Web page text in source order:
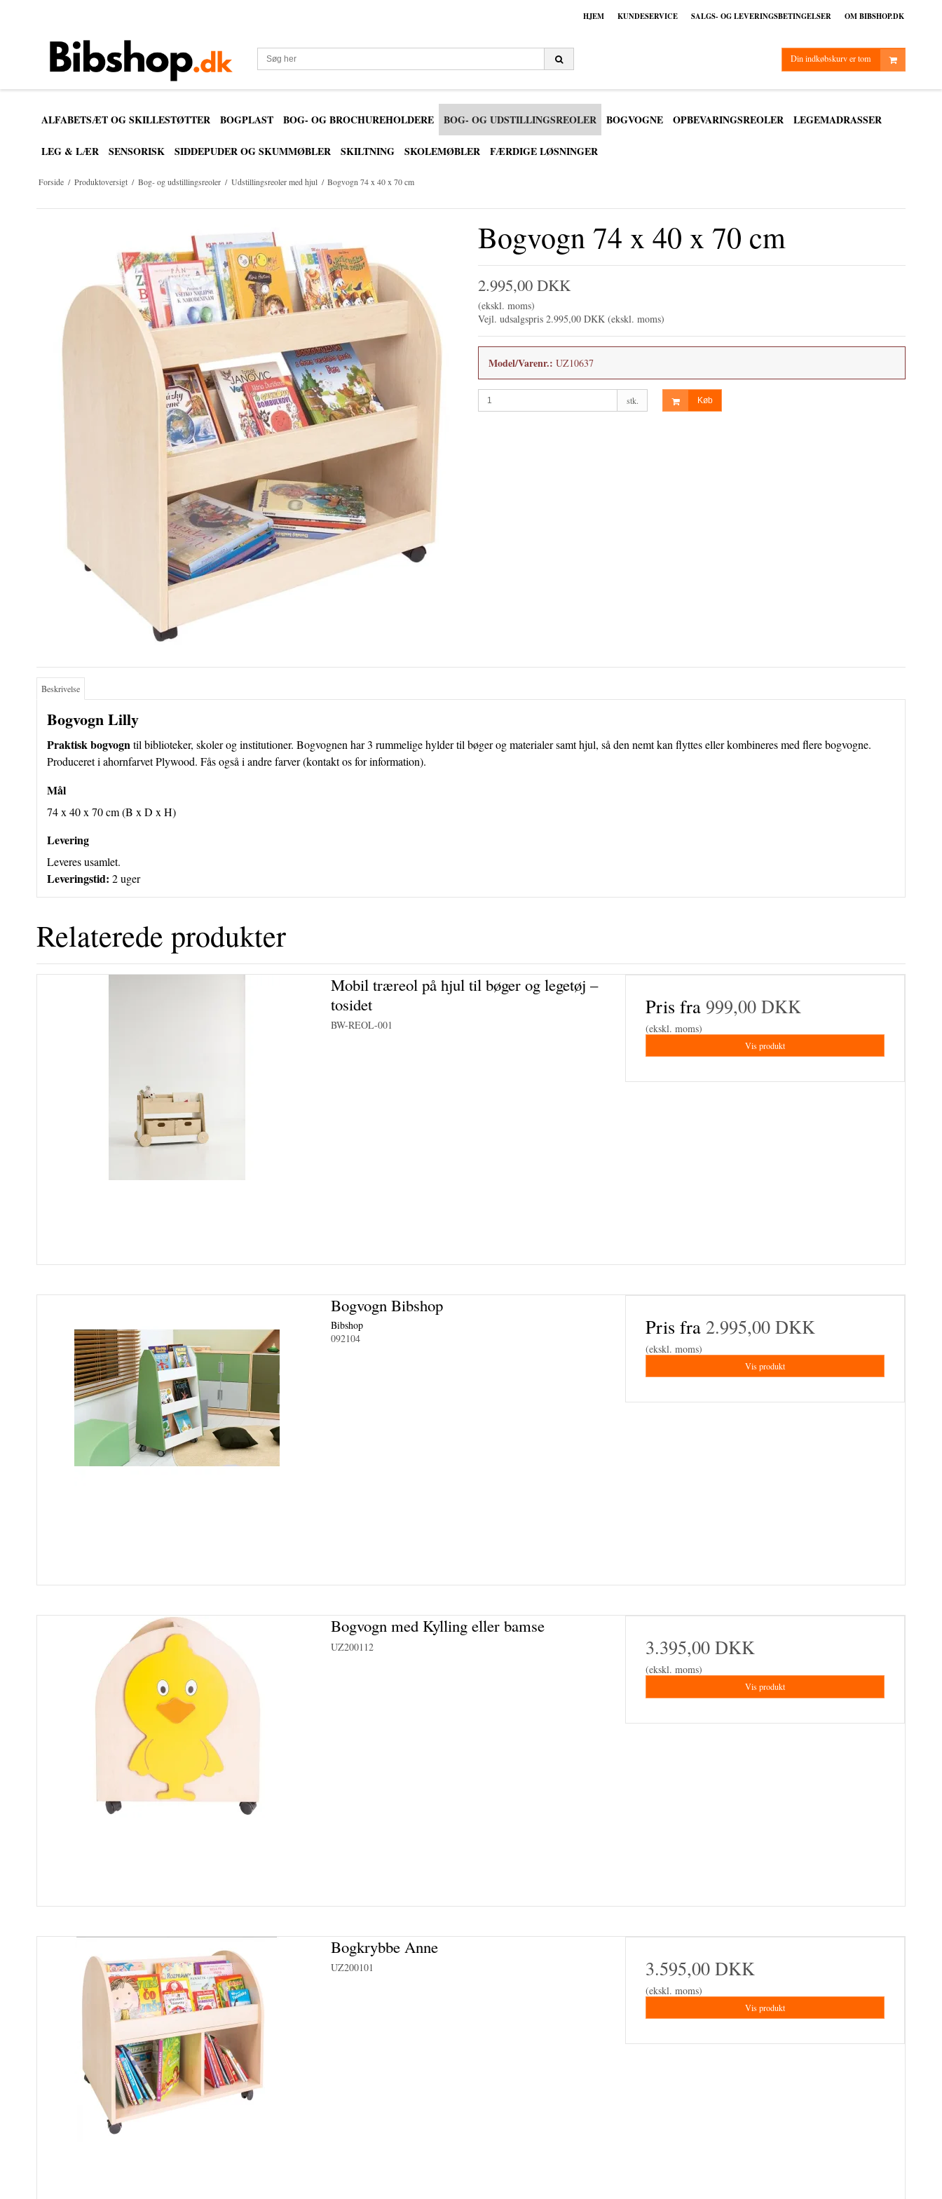
HJEM KUNDESERVICE SALGS- OG LEVERINGSBETINGELSER OM BIBSHOP.DK
Din indkøbskurv er tom
ALFABETSÆT OG SKILLESTØTTER BOGPLAST BOG- OG BROCHUREHOLDERE BOG- OG UDSTILLINGSREOLER BOGVOGNE OPBEVARINGSREOLER LEGEMADRASSER
LEG & LÆR SENSORISK SIDDEPUDER OG SKUMMØBLER SKILTNING SKOLEMØBLER FÆRDIGE LØSNINGER
Forside / Produktoversigt / Bog- og udstillingsreoler / Udstillingsreoler med hjul / Bogvogn 74 x 40 x 70 cm
Bogvogn 74 x 40 x 70 cm
2.995,00 DKK
(ekskl. moms)
Vejl. udsalgspris 2.995,00 DKK (ekskl. moms)
Model/Varenr.: UZ10637
stk. Køb
Beskrivelse
Bogvogn Lilly
Praktisk bogvogntil biblioteker, skoler og institutioner. Bogvognen har 3 rummelige hylder til bøger og materialer samt hjul, så den nemt kan flyttes eller kombineres med flere bogvogne.
Produceret i ahornfarvet Plywood. Fås også i andre farver (kontakt os for information).
Mål
74 x 40 x 70 cm (B x D x H)
Levering
Leveres usamlet.
Leveringstid: 2 uger
Relaterede produkter
Mobil træreol på hjul til bøger og legetøj –
tosidet
BW-REOL-001
Pris fra 999,00 DKK
(ekskl. moms)
Vis produkt
Bogvogn Bibshop
Bibshop
092104
Pris fra 2.995,00 DKK
(ekskl. moms)
Vis produkt
Bogvogn med Kylling eller bamse
UZ200112 3.395,00 DKK
(ekskl. moms)
Vis produkt
Bogkrybbe Anne
UZ200101 3.595,00 DKK
(ekskl. moms)
Vis produkt